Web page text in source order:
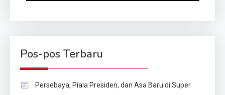
Pos-pos Terbaru
Persebaya, Piala Presiden, dan Asa Baru di Super